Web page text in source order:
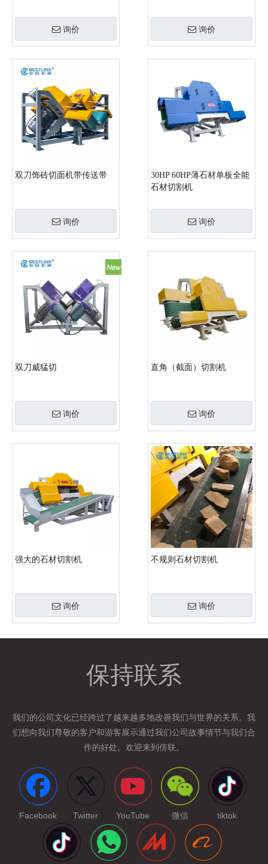
询价 询价
双刀饰砖切面机带传送带
询价
30HP 60HP薄石材单板全能
石材切割机
询价
双刀威猛切
询价
直角（截面）切割机
询价
强大的石材切割机
询价
不规则石材切割机
询价
保持联系
我们的公司文化已经跨过了越来越多地改善我们与世界的关系。我
们想向我们尊敬的客户和游客展示通过我们公司故事情节与我们合
作的好处。欢迎来到倍联。
Facebook Twitter YouTube 微信 tiktok